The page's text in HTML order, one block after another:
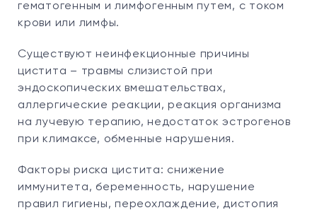
гематогенным и лимфогенным путем, с током
крови или лимфы.
Существуют неинфекционные причины
цистита – травмы слизистой при
эндоскопических вмешательствах,
аллергические реакции, реакция организма
на лучевую терапию, недостаток эстрогенов
при климаксе, обменные нарушения.
Факторы риска цистита: снижение
иммунитета, беременность, нарушение
правил гигиены, переохлаждение, дистопия